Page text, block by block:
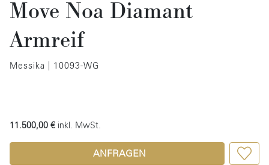
Move Noa Diamant
Armreif
Messika | 10093-WG
11.500,00 € inkl. MwSt.
ANFRAGEN